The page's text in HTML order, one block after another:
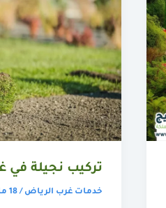
تركيب نجيلة في
خدمات غرب الرياض /18 مايو، 2026